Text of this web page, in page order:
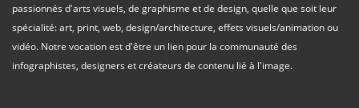
passionnés d'arts visuels, de graphisme et de design, quelle que soit leur
spécialité: art, print, web, design/architecture, effets visuels/animation ou
vidéo. Notre vocation est d'être un lien pour la communauté des
infographistes, designers et créateurs de contenu lié à l'image.